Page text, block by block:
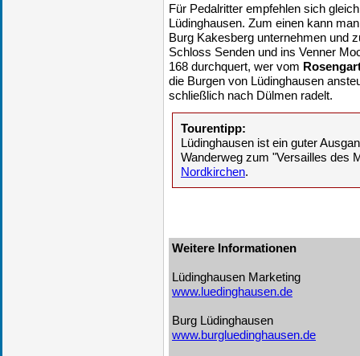
Für Pedalritter empfehlen sich
Lüdinghausen. Zum einen kann
Burg Kakesberg unternehmen und
Schloss Senden und ins Venner
168 durchquert, wer vom
die Burgen von Lüdinghausen
schließlich nach Dülmen radelt.
Tourentipp:
Lüdinghausen ist ein guter
Wanderweg zum "Versailles des
Nordkirchen.
Weitere Informationen
Lüdinghausen Marketing
www.luedinghausen.de
Burg Lüdinghausen
www.burgluedinghausen.de